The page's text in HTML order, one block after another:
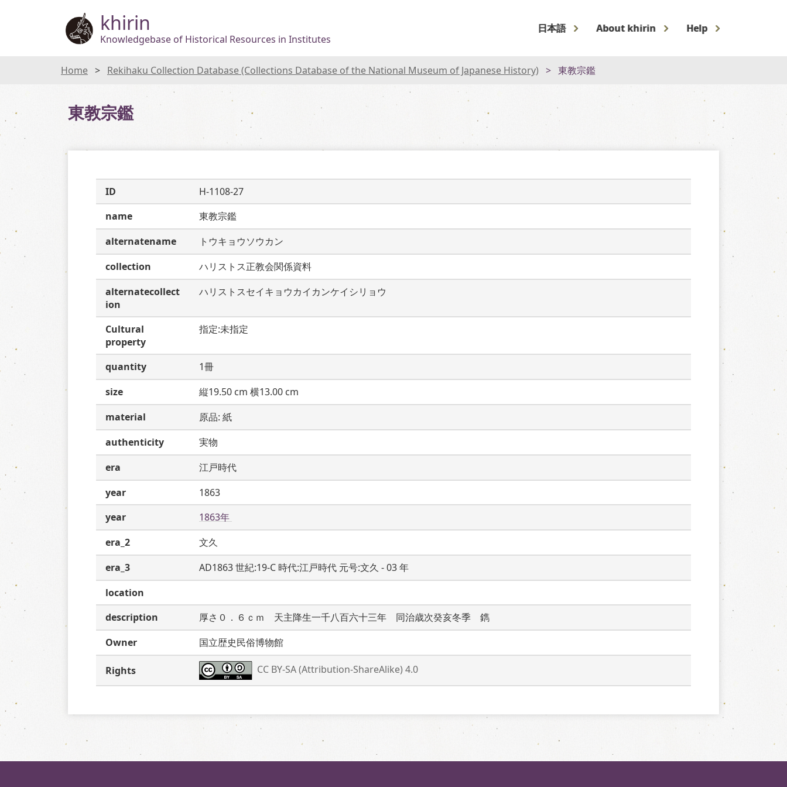
khirin
Knowledgebase of Historical Resources in Institutes
日本語 About khirin Help
Home Rekihaku Collection Database (Collections Database of the National Museum of Japanese History) 東教宗鑑
東教宗鑑
ID
H-1108-27
name
東教宗鑑
alternatename
トウキョウソウカン
collection
ハリストス正教会関係資料
alternatecollect
ion
ハリストスセイキョウカイカンケイシリョウ
Cultural
property
指定:未指定
quantity
1冊
size
縦19.50 cm 横13.00 cm
material
原品: 紙
authenticity
実物
era
江戸時代
year
1863
year
1863年
era_2
文久
era_3
AD1863 世紀:19-C 時代:江戸時代 元号:文久 - 03 年
location
description
厚さ０．６ｃｍ　天主降生一千八百六十三年　同治歳次癸亥冬季　鐫
Owner
国立歴史民俗博物館
Rights CC BY-SA (Attribution-ShareAlike) 4.0